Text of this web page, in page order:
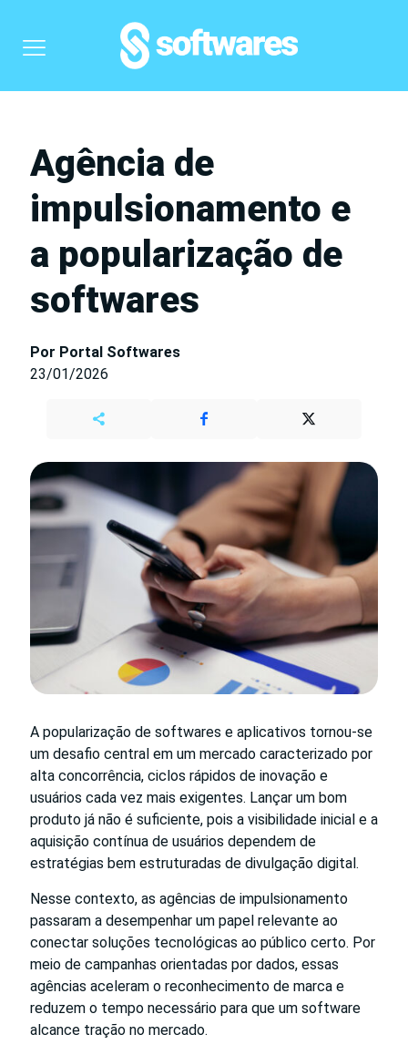
Agência de
impulsionamento e
a popularização de
softwares
Por Portal Softwares
23/01/2026
A popularização de softwares e aplicativos tornou-se
um desafio central em um mercado caracterizado por
alta concorrência, ciclos rápidos de inovação e
usuários cada vez mais exigentes. Lançar um bom
produto já não é suficiente, pois a visibilidade inicial e a
aquisição contínua de usuários dependem de
estratégias bem estruturadas de divulgação digital.
Nesse contexto, as agências de impulsionamento
passaram a desempenhar um papel relevante ao
conectar soluções tecnológicas ao público certo. Por
meio de campanhas orientadas por dados, essas
agências aceleram o reconhecimento de marca e
reduzem o tempo necessário para que um software
alcance tração no mercado.